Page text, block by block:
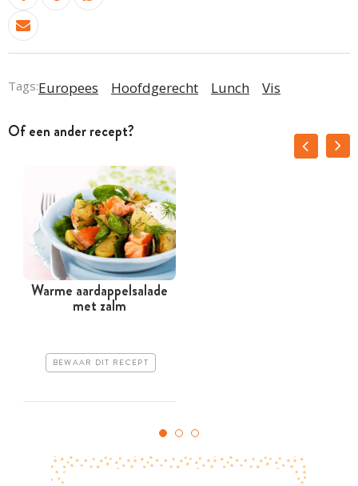
Tags:Europees Hoofdgerecht Lunch Vis
Of een ander recept?
Warme aardappelsalade
met zalm
BEWAAR DIT RECEPT